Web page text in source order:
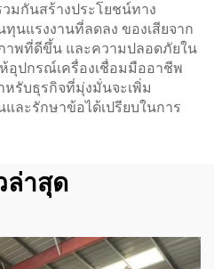
มกันสร้างประโยชน์ทาง
นแรงงานที่ลดลง ของเสียจาก
พที่ดีขึ้น และความปลอดภัยใน
อุปกรณ์เครื่องเชื่อมมืออาชีพ
รับธุรกิจที่มุ่งมั่นจะเพิ่ม
ละรักษาข้อได้เปรียบในการ
ล่าสุด